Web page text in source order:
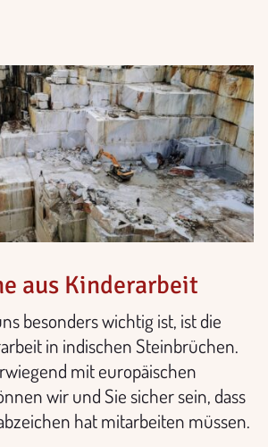
aus Kinderarbeit
besonders wichtig ist, ist die
in indischen Steinbrüchen.
mit europäischen
wir und Sie sicher sein, dass
hat mitarbeiten müssen.